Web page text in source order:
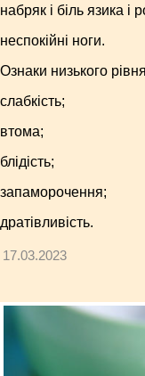
набряк і біль язика і
неспокійні ноги.
Ознаки низького
слабкість;
втома;
блідість;
запаморочення;
дратівливість.
17.03.2023